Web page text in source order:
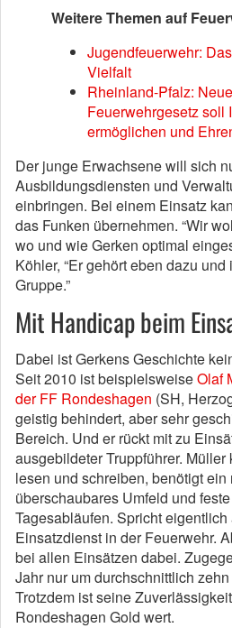
Weitere Themen auf
Jugendfeuerwehr:
Vielfalt
Rheinland-Pfalz:
Feuerwehrgesetz soll
ermöglichen und
Der junge Erwachsene will sich
Ausbildungsdiensten und
einbringen. Bei einem Einsatz
das Funken übernehmen. “Wir
wo und wie Gerken optimal
Köhler, “Er gehört eben dazu
Gruppe.”
Mit Handicap beim
Dabei ist Gerkens Geschichte
Seit 2010 ist beispielsweiseOlaf
der FF Rondeshagen (SH,
geistig behindert, aber sehr
Bereich. Und er rückt mit zu
ausgebildeter Truppführer.
lesen und schreiben, benötigt ein
überschaubares Umfeld und
Tagesabläufen. Spricht
Einsatzdienst in der Feuerwehr.
bei allen Einsätzen dabei.
Jahr nur um durchschnittlich
Trotzdem ist seine
Rondeshagen Gold wert.